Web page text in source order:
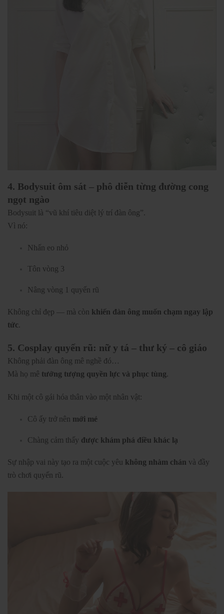
4. Bodysuit ôm sát – phô diễn từng đường cong
ngọt ngào
Bodysuit là “vũ khí tiêu diệt lý trí đàn ông”.
Vì nó:
Nhấn eo nhỏ
Tôn vòng 3
Nâng vòng 1 quyến rũ
Không chỉ đẹp — mà còn khiến đàn ông muốn chạm ngay lập
tức.
5. Cosplay quyến rũ: nữ y tá – thư ký – cô giáo
Không phải đàn ông mê nghề đó…
Mà họ mê tưởng tượng quyền lực và phục tùng.
Khi một cô gái hóa thân vào một nhân vật:
Cô ấy trở nên mới mẻ
Chàng cảm thấy được khám phá điều khác lạ
Sự nhập vai này tạo ra một cuộc yêu không nhàm chán và đầy
trò chơi quyến rũ.